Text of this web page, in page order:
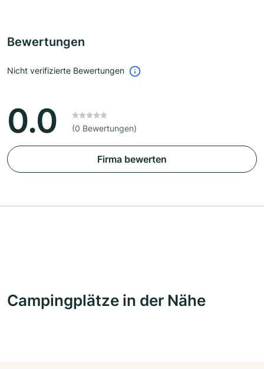
Bewertungen
Nicht verifizierte Bewertungen
0.0 (0 Bewertungen)
Firma bewerten
Campingplätze in der Nähe